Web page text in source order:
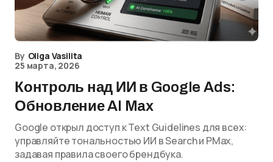
By Oliga Vasilita
25 марта, 2026
Контроль над ИИ в Google Ads:
Обновление AI Max
Google открыл доступ к Text Guidelines для всех:
управляйте тональностью ИИ в Search и PMax,
задавая правила своего брендбука.